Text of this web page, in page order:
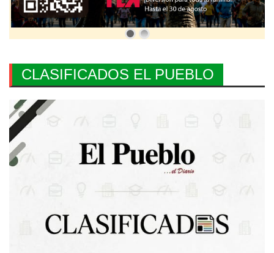
CLASIFICADOS EL PUEBLO